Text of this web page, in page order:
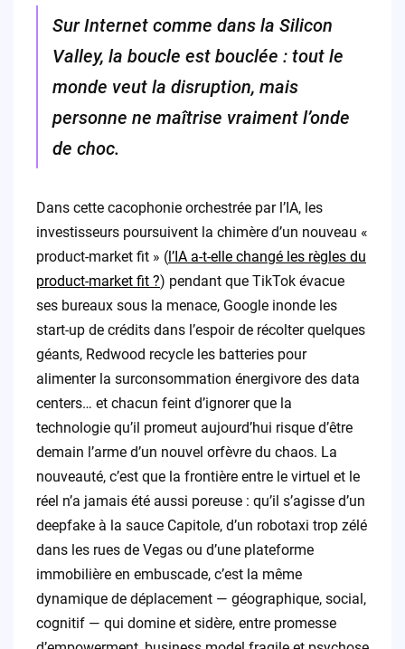
Sur Internet comme dans la Silicon
Valley, la boucle est bouclée : tout le
monde veut la disruption, mais
personne ne maîtrise vraiment l’onde
de choc.
Dans cette cacophonie orchestrée par l’IA, les
investisseurs poursuivent la chimère d’un nouveau «
product-market fit » (l’IA a-t-elle changé les règles du
product-market fit ?) pendant que TikTok évacue
ses bureaux sous la menace, Google inonde les
start-up de crédits dans l’espoir de récolter quelques
géants, Redwood recycle les batteries pour
alimenter la surconsommation énergivore des data
centers… et chacun feint d’ignorer que la
technologie qu’il promeut aujourd’hui risque d’être
demain l’arme d’un nouvel orfèvre du chaos. La
nouveauté, c’est que la frontière entre le virtuel et le
réel n’a jamais été aussi poreuse : qu’il s’agisse d’un
deepfake à la sauce Capitole, d’un robotaxi trop zélé
dans les rues de Vegas ou d’une plateforme
immobilière en embuscade, c’est la même
dynamique de déplacement — géographique, social,
cognitif — qui domine et sidère, entre promesse